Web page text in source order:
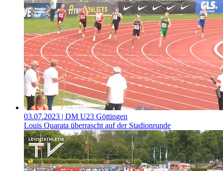
03.07.2023 | DM U23 Göttingen
Louis Quarata überrascht auf der Stadionrunde